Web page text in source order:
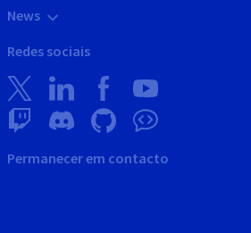
News
Redes sociais
Permanecer em contacto